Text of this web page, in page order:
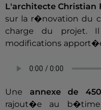
L'architecte Christian
sur la r�novation du
charge du projet.
modifications
Une annexe de
rajout�e au